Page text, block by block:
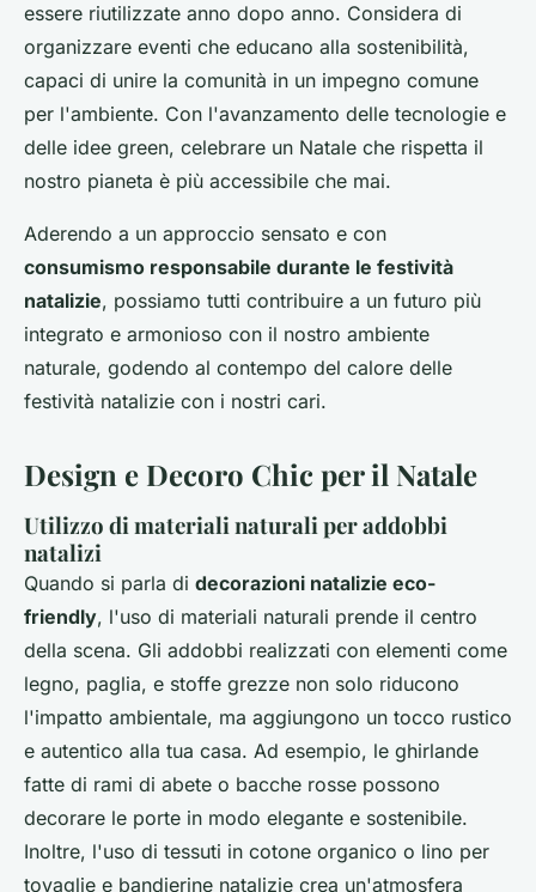
essere riutilizzate anno dopo anno. Considera di
organizzare eventi che educano alla sostenibilità,
capaci di unire la comunità in un impegno comune
per l'ambiente. Con l'avanzamento delle tecnologie e
delle idee green, celebrare un Natale che rispetta il
nostro pianeta è più accessibile che mai.
Aderendo a un approccio sensato e con
consumismo responsabile durante le festività
natalizie, possiamo tutti contribuire a un futuro più
integrato e armonioso con il nostro ambiente
naturale, godendo al contempo del calore delle
festività natalizie con i nostri cari.
Design e Decoro Chic per il Natale
Utilizzo di materiali naturali per addobbi
natalizi
Quando si parla di decorazioni natalizie eco-
friendly, l'uso di materiali naturali prende il centro
della scena. Gli addobbi realizzati con elementi come
legno, paglia, e stoffe grezze non solo riducono
l'impatto ambientale, ma aggiungono un tocco rustico
e autentico alla tua casa. Ad esempio, le ghirlande
fatte di rami di abete o bacche rosse possono
decorare le porte in modo elegante e sostenibile.
Inoltre, l'uso di tessuti in cotone organico o lino per
tovaglie e bandierine natalizie crea un'atmosfera